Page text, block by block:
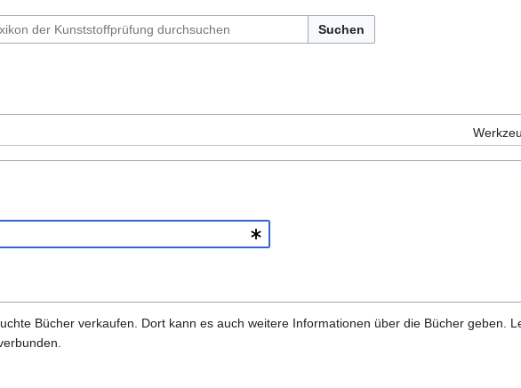
Suchen
Bücher verkaufen. Dort kann es auch weitere Informationen über die Bücher geben.